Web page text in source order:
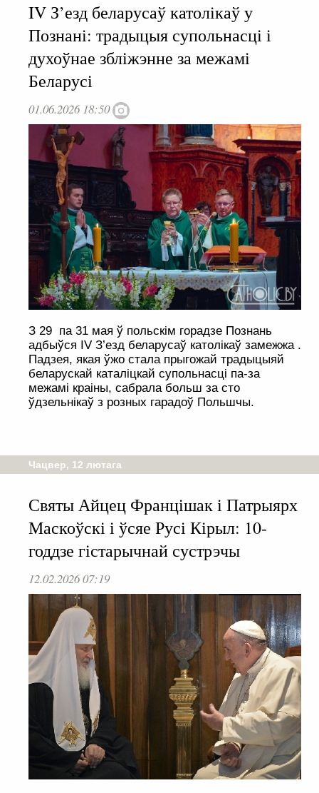
IV З’езд беларусаў католікаў у
Познані: традыцыя супольнасці і
духоўнае збліжэнне за межамі
Беларусі
01.06.2026 18:50
З 29 па 31 мая ў польскім горадзе Познань
адбыўся IV З’езд беларусаў католікаў замежжа .
Падзея, якая ўжо стала прыгожай традыцыяй
беларускай каталіцкай супольнасці па-за
межамі краіны, сабрала больш за сто
ўдзельнікаў з розных гарадоў Польшчы.
Чацвер, 12 лютага
Святы Айцец Францішак і Патрыярх
Маскоўскі і ўсяе Русі Кірыл: 10-
годдзе гістарычнай сустрэчы
12.02.2026 07:19